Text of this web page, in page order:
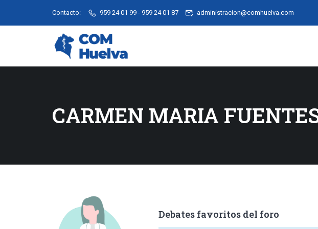
Contacto: 959 24 01 99 - 959 24 01 87 administracion@comhuelva.com
CARMEN MARIA
Debates favoritos del foro